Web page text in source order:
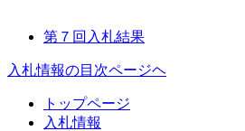
第７回入札結果
入札情報の目次ページヘ
トップページ
入札情報